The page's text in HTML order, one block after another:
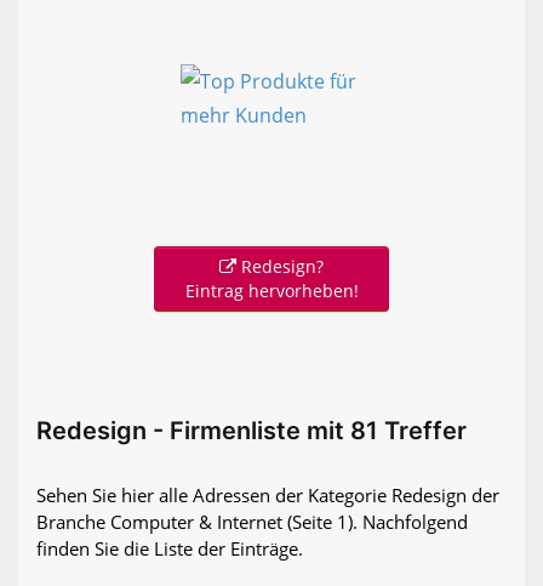
Redesign?
Eintrag hervorheben!
Redesign - Firmenliste mit 81 Treffer
Sehen Sie hier alle Adressen der Kategorie Redesign der
Branche Computer & Internet (Seite 1). Nachfolgend
finden Sie die Liste der Einträge.